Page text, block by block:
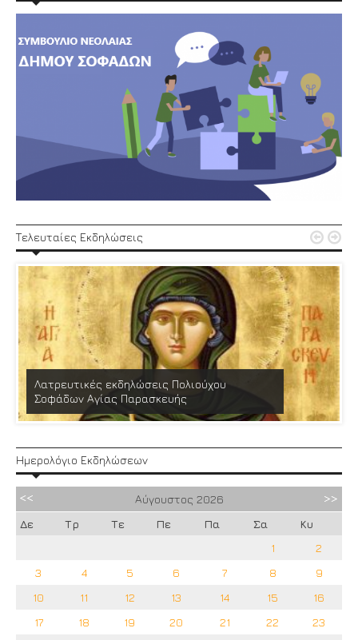
Τελευταίες Εκδηλώσεις
Λατρευτικές εκδηλώσεις Πολιούχου
Σοφάδων Αγίας Παρασκευής
 
Ημερολόγιο Εκδηλώσεων
Αύγουστος 2026
Δε
Τρ Τε Πε Πα Σα
Κυ
1
2
3
4 5 6 7 8
9
10
11 12 13 14 15
16
17
18 19 20 21 22 23